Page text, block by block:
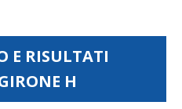
E RISULTATI
H